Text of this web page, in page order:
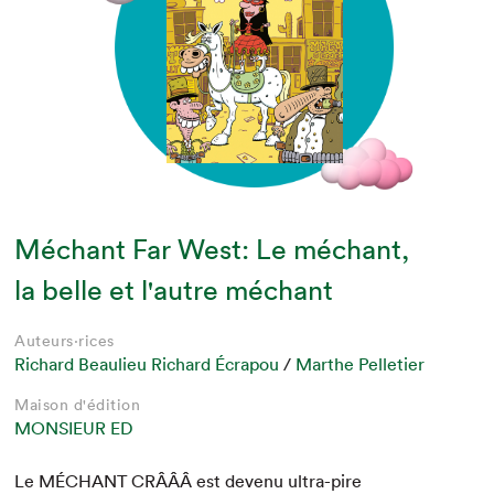
Méchant Far West: Le méchant,
la belle et l'autre méchant
Auteurs·rices
Richard Beaulieu Richard Écrapou / Marthe Pelletier
Maison d'édition
MONSIEUR ED
Le MÉCHANT CRÂÂÂ est devenu ultra-pire